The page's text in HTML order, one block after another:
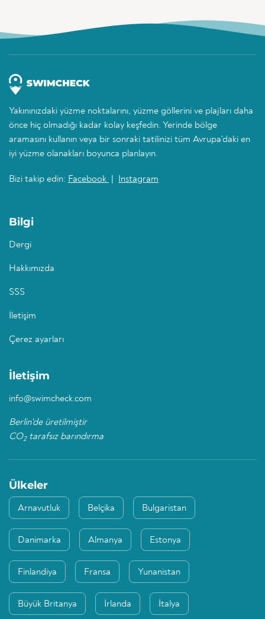
Yakınınızdaki yüzme noktalarını, yüzme göllerini ve plajları daha
önce hiç olmadığı kadar kolay keşfedin. Yerinde bölge
aramasını kullanın veya bir sonraki tatilinizi tüm Avrupa'daki en
iyi yüzme olanakları boyunca planlayın.
Bizi takip edin: Facebook Instagram
Bilgi
Dergi
Hakkımızda
SSS
İletişim
Çerez ayarları
İletişim
info@swimcheck.com
Berlin'de üretilmiştir
CO2tarafsız barındırma
Ülkeler
Arnavutluk Belçika Bulgaristan
Danimarka Almanya Estonya
Finlandiya Fransa Yunanistan
Büyük Britanya İrlanda İtalya